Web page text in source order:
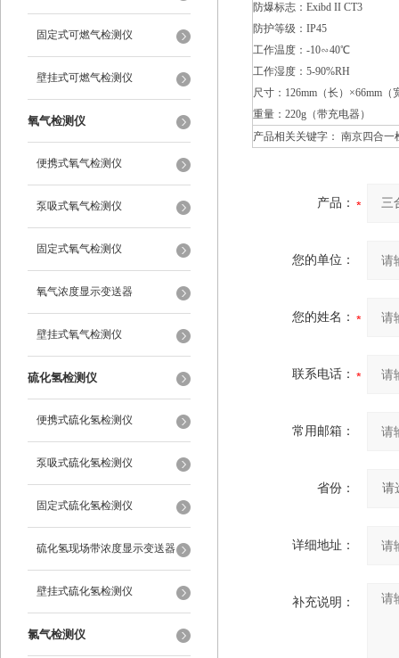
固定式可燃气检测仪
壁挂式可燃气检测仪
氧气检测仪
便携式氧气检测仪
泵吸式氧气检测仪
固定式氧气检测仪
氧气浓度显示变送器
壁挂式氧气检测仪
硫化氢检测仪
便携式硫化氢检测仪
泵吸式硫化氢检测仪
固定式硫化氢检测仪
硫化氢现场带浓度显示变送器
壁挂式硫化氢检测仪
氯气检测仪
防爆标志：Exibd II CT3
防护等级：IP45
工作温度：-10∽40℃
工作湿度：5-90%RH
尺寸：126mm（长）×66mm（
重量：220g（带充电器）
产品相关关键字： 南京四合
产品：
您的单位：
您的姓名：
联系电话：
常用邮箱：
省份：
详细地址：
补充说明：